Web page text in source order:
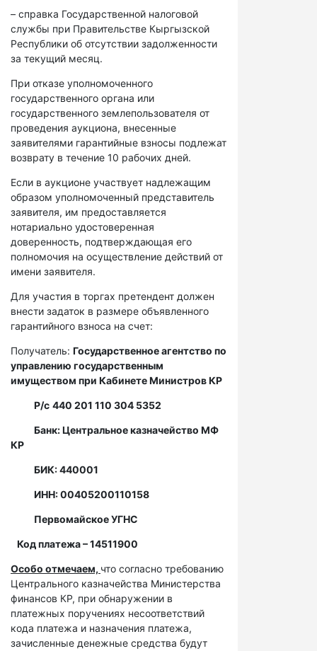
– справка Государственной налоговой
службы при Правительстве Кыргызской
Республики об отсутствии задолженности
за текущий месяц.
При отказе уполномоченного
государственного органа или
государственного землепользователя от
проведения аукциона, внесенные
заявителями гарантийные взносы подлежат
возврату в течение 10 рабочих дней.
Если в аукционе участвует надлежащим
образом уполномоченный представитель
заявителя, им предоставляется
нотариально удостоверенная
доверенность, подтверждающая его
полномочия на осуществление действий от
имени заявителя.
Для участия в торгах претендент должен
внести задаток в размере объявленного
гарантийного взноса на счет:
Получатель: Государственное агентство по
управлению государственным
имуществом при Кабинете Министров КР
Р/с 440 201 110 304 5352
Банк: Центральное казначейство МФ
КР
БИК: 440001
ИНН: 00405200110158
Первомайское УГНС
Код платежа – 14511900
Особо отмечаем, что согласно требованию
Центрального казначейства Министерства
финансов КР, при обнаружении в
платежных поручениях несоответствий
кода платежа и назначения платежа,
зачисленные денежные средства будут